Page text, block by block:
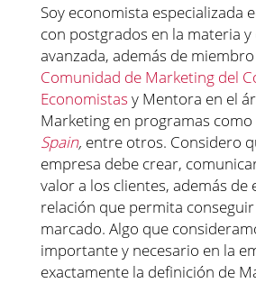
Soy economista especializada
con postgrados en la materia y
avanzada, además de
Comunidad de Marketing del
Economistas y Mentora en el
Marketing en programas como
Spain, entre otros. Considero
empresa debe crear,
valor a los clientes, además de
relación que permita
marcado. Algo que
importante y necesario en la
exactamente la definición de